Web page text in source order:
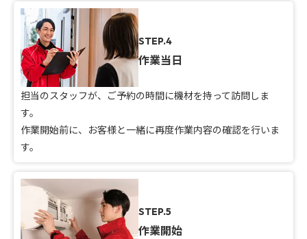
STEP.4
作業当日
担当のスタッフが、ご予約の時間に機材を持って訪問しま
す。
作業開始前に、お客様と一緒に再度作業内容の確認を行いま
す。
STEP.5
作業開始